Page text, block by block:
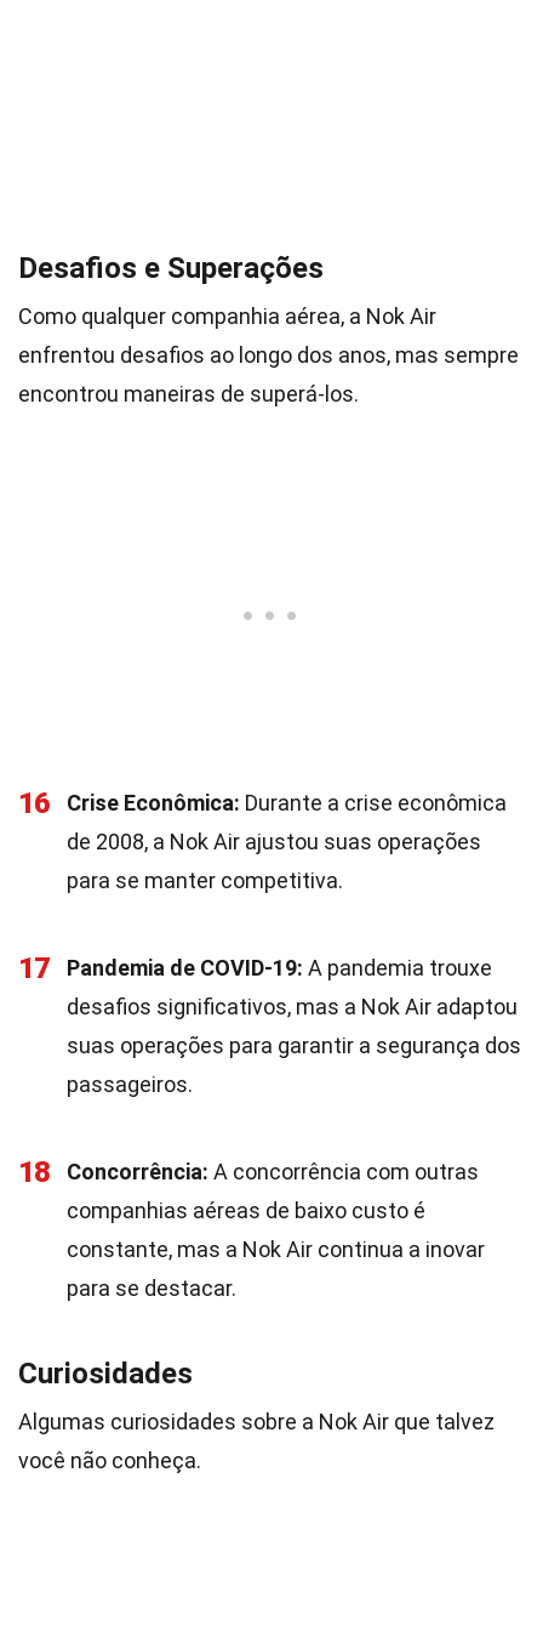
Desafios e Superações
Como qualquer companhia aérea, a Nok Air
enfrentou desafios ao longo dos anos, mas sempre
encontrou maneiras de superá-los.
16 Crise Econômica: Durante a crise econômica
de 2008, a Nok Air ajustou suas operações
para se manter competitiva.
17 Pandemia de COVID-19: A pandemia trouxe
desafios significativos, mas a Nok Air adaptou
suas operações para garantir a segurança dos
passageiros.
18 Concorrência: A concorrência com outras
companhias aéreas de baixo custo é
constante, mas a Nok Air continua a inovar
para se destacar.
Curiosidades
Algumas curiosidades sobre a Nok Air que talvez
você não conheça.